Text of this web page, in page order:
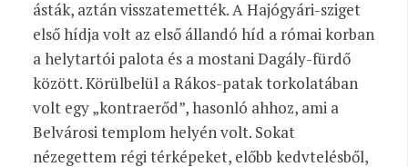
ásták, aztán visszatemették. A Hajógyári-sziget
első hídja volt az első állandó híd a római korban
a helytartói palota és a mostani Dagály-fürdő
között. Körülbelül a Rákos-patak torkolatában
volt egy „kontraerőd”, hasonló ahhoz, ami a
Belvárosi templom helyén volt. Sokat
nézegettem régi térképeket, előbb kedvtelésből,